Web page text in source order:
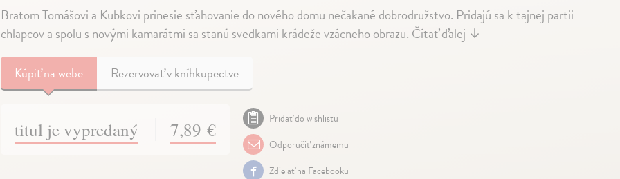
Bratom Tomášovi a Kubkovi prinesie sťahovanie do nového domu nečakané dobrodružstvo. Pridajú sa k tajnej partii
chlapcov a spolu s novými kamarátmi sa stanú svedkami krádeže vzácneho obrazu.Čítať ďalej↓
Kúpiťna webe Rezervovať v kníhkupectve
titul je vypredaný 7,89 €
Pridať do wishlistu
Odporučiť známemu
Zdielať na Facebooku